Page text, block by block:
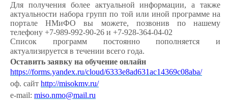
Для получения более актуальной информации, а также
актуальности набора групп по той или иной программе на
портале НМиФО вы можете, позвонив по нашему
телефону +7-989-992-90-26 и +7-928-364-04-02
Список программ постоянно пополняется и
актуализируется в течении всего года.
Оставить заявку на обучение онлайн
https://forms.yandex.ru/cloud/6333e8ad631ac14369c08aba/
оф. сайт http://misokmv.ru/
e-mail: miso.nmo@mail.ru